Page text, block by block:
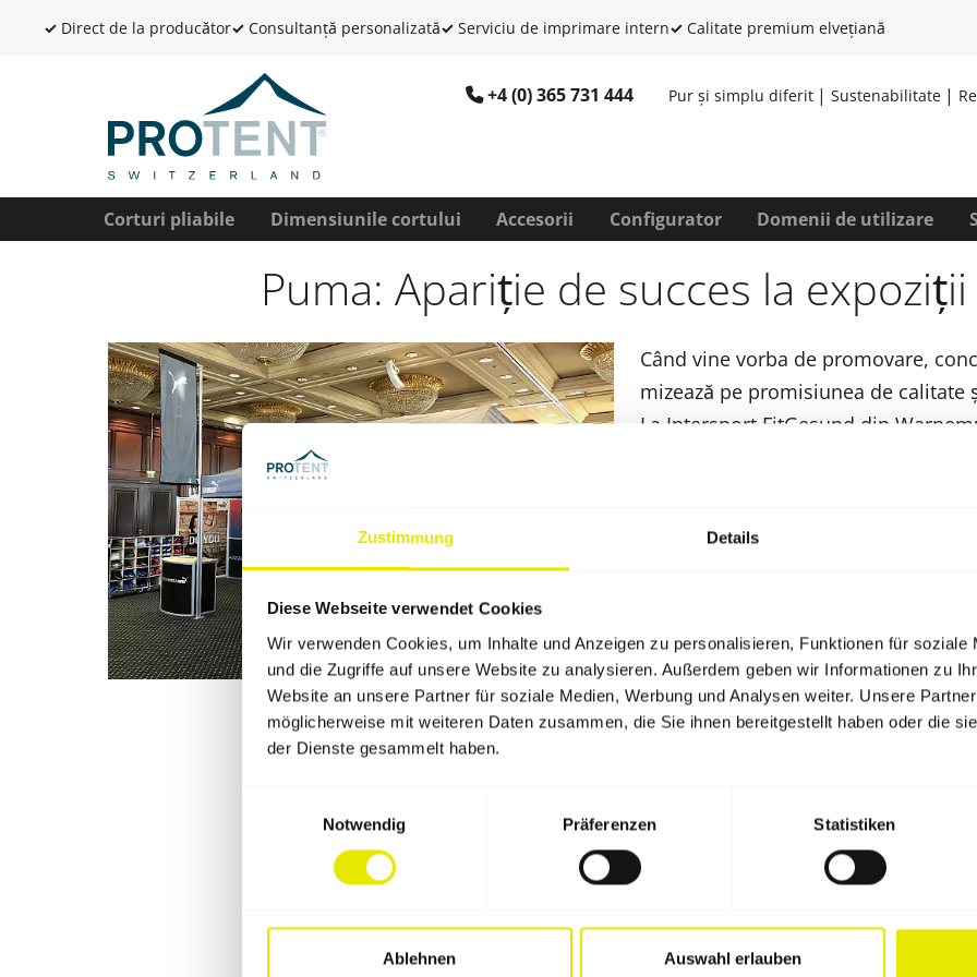
Zustimmung Details
Diese Webseite verwendet Cookies
Wir verwenden Cookies, um Inhalte und Anzeigen zu personalisieren, Funktionen für soziale
und die Zugriffe auf unsere Website zu analysieren. Außerdem geben wir Informationen zu
Website an unsere Partner für soziale Medien, Werbung und Analysen weiter. Unsere
möglicherweise mit weiteren Daten zusammen, die Sie ihnen bereitgestellt haben oder die
der Dienste gesammelt haben.
Notwendig
Präferenzen Statistiken
Ablehnen Auswahl erlauben
✓ Direct de la producător✓ Consultanță personalizată✓ Serviciu de imprimare intern✓ Calitate premium elvețiană
+4 (0) 365 731 444 Pur și simplu diferit Sustenabilitate
Corturi pliabile Dimensiunile cortului Accesorii Configurator Domenii de utilizare
Puma: Apariție de succes la
Când vine vorba de promovare,
mizează pe promisiunea de
La Intersport FitGesund din
veritabil servește scopurilor
punct de vânzare mobil, inclusiv cu
expozițional a fost configurat și
La Pro-Tent, clienții primesc o
cerințele unei expoziții: de la
complet imprimați și până la
Accesoriile individuale și
clienților noștri unicitatea lor. Cu
standurile noastre expoziționale